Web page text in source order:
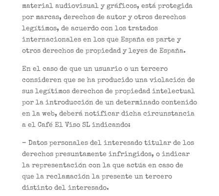
material audiovisual y gráficos, está protegida
por marcas, derechos de autor y otros derechos
legítimos, de acuerdo con los tratados
internacionales en los que España es parte y
otros derechos de propiedad y leyes de España.
En el caso de que un usuario o un tercero
consideren que se ha producido una violación de
sus legítimos derechos de propiedad intelectual
por la introducción de un determinado contenido
en la web, deberá notificar dicha circunstancia
a el Café El Viso SL indicando:
– Datos personales del interesado titular de los
derechos presuntamente infringidos, o indicar
la representación con la que actúa en caso de
que la reclamación la presente un tercero
distinto del interesado.